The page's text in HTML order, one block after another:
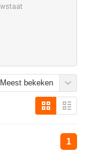
Meest bekeken
1